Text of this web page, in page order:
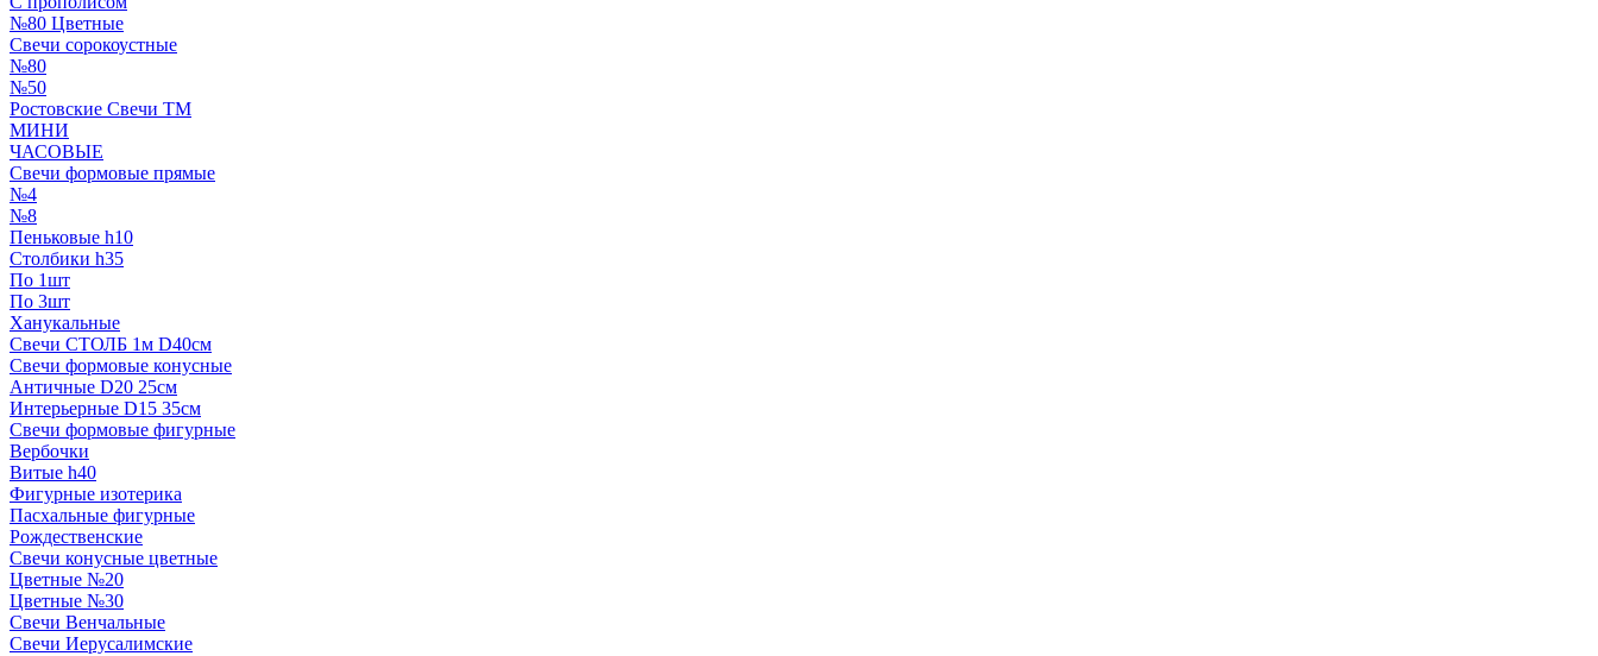
№80 Цветные
Свечи сорокоустные
№80
№50
Ростовские Свечи ТМ
МИНИ
ЧАСОВЫЕ
Свечи формовые прямые
№4
№8
Пеньковые h10
Столбики h35
По 1шт
По 3шт
Ханукальные
Свечи СТОЛБ 1м D40см
Свечи формовые конусные
Античные D20 25см
Интерьерные D15 35см
Свечи формовые фигурные
Вербочки
Витые h40
Фигурные изотерика
Пасхальные фигурные
Рождественские
Свечи конусные цветные
Цветные №20
Цветные №30
Свечи Венчальные
Свечи Иерусалимские